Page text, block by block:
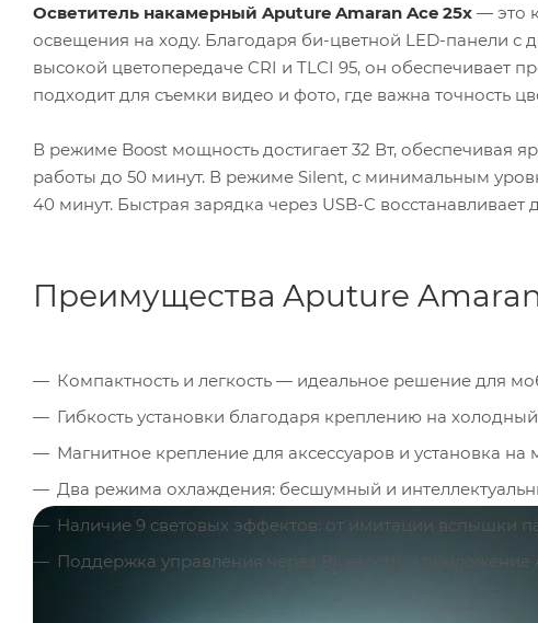
Осветитель накамерный Aputure Amaran Ace 25x — это
освещения на ходу. Благодаря би-цветной LED-панели с
высокой цветопередаче CRI и TLCI 95, он обеспечивает
подходит для съемки видео и фото, где важна точность
В режиме Boost мощность достигает 32 Вт, обеспечивая
работы до 50 минут. В режиме Silent, с минимальным
40 минут. Быстрая зарядка через USB-C восстанавливает
Преимущества Aputure
Компактность и легкость — идеальное решение для
Гибкость установки благодаря креплению на
Магнитное крепление для аксессуаров и установка на
Два режима охлаждения: бесшумный и
Наличие 9 световых эффектов: от имитации вспышки
Поддержка управления через Bluetooth и приложение